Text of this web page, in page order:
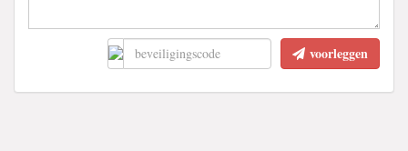
voorleggen